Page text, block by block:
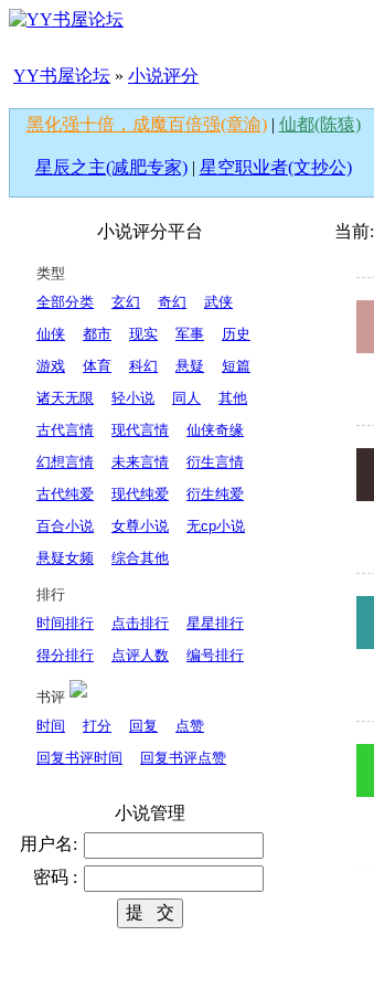
YY书屋论坛 » 小说评分
黑化强十倍，成魔百倍强(章渝)| 仙都(陈猿)
星辰之主(减肥专家)| 星空职业者(文抄公)
小说评分平台
类型
全部分类
玄幻 奇幻
武侠
仙侠
都市 现实 军事
历史
游戏
体育 科幻 悬疑
短篇
诸天无限
轻小说 同人
其他
古代言情
现代言情
仙侠奇缘
幻想言情
未来言情
衍生言情
古代纯爱
现代纯爱
衍生纯爱
百合小说
女尊小说
无cp小说
悬疑女频
综合其他
排行
时间排行
点击排行
星星排行
得分排行
点评人数 编号排行
书评
时间
打分 回复
点赞
回复书评时间
回复书评点赞
小说管理
用户名:
密码 :
当前: